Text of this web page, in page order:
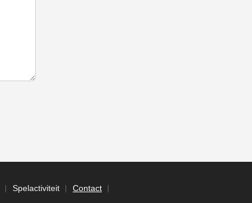
Spelactiviteit Contact